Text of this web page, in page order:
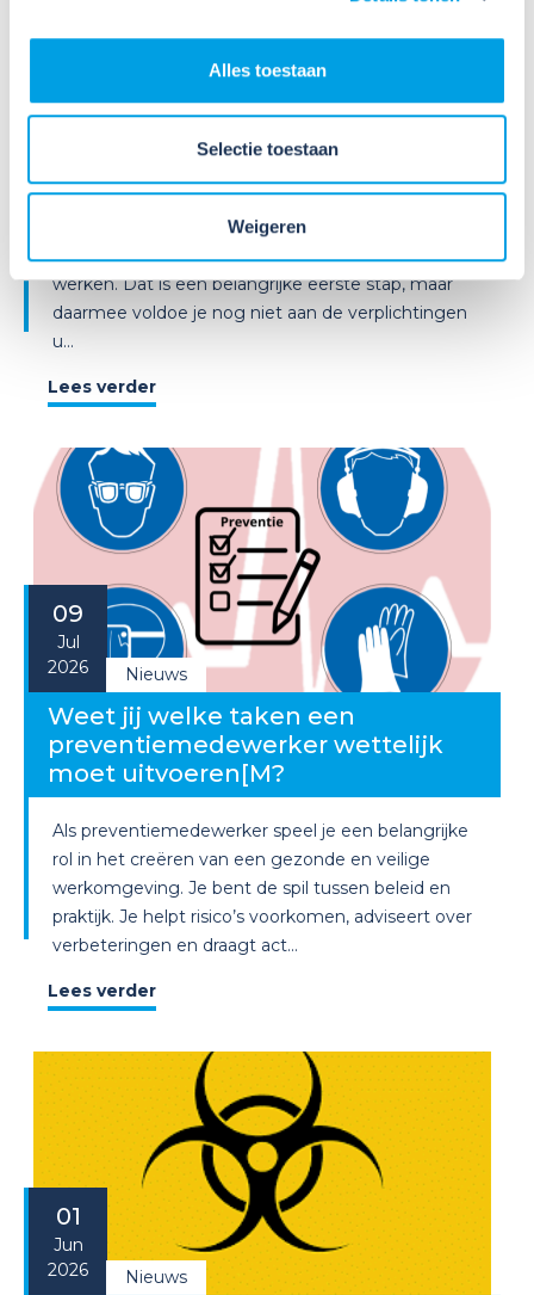
Alles toestaan
Selectie toestaan
Weigeren
2026
Nieuws
VIB of WIK? Wat heb je nodig om
veilig te werken met gevaarlijke
Veel organisaties hebben
Veiligheidsinformatiebladen (VIB's) of mini-VIB's
beschikbaar voor de gevaarlijke stoffen waarmee zij
werken. Dat is een belangrijke eerste stap, maar
daarmee voldoe je nog niet aan de verplichtingen
u...
Lees verder
09
Jul
2026
Nieuws
Weet jij welke taken een
preventiemedewerker wettelijk
moet uitvoeren[M?
Als preventiemedewerker speel je een belangrijke
rol in het creëren van een gezonde en veilige
werkomgeving. Je bent de spil tussen beleid en
praktijk. Je helpt risico’s voorkomen, adviseert over
verbeteringen en draagt act...
Lees verder
01
Jun
2026
Nieuws